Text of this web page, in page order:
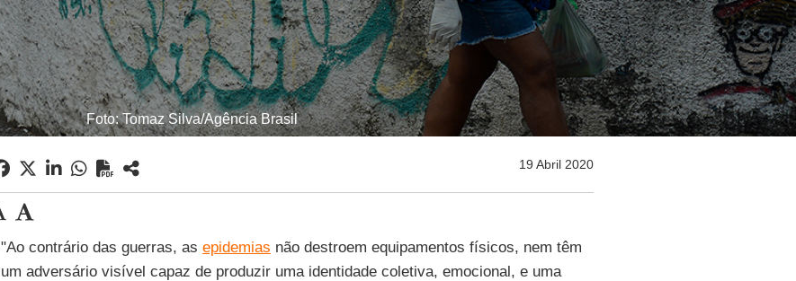
Foto: Tomaz Silva/Agência Brasil
19 Abril 2020
"Ao contrário das guerras, as epidemias não destroem equipamentos físicos, nem têm
um adversário visível capaz de produzir uma identidade coletiva, emocional, e uma